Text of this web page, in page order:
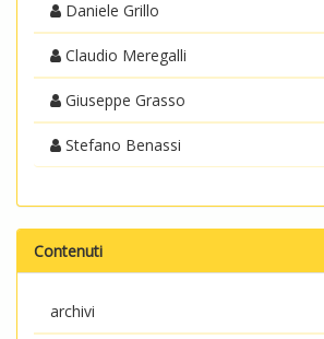
Daniele Grillo
Claudio Meregalli
Giuseppe Grasso
Stefano Benassi
Contenuti
archivi